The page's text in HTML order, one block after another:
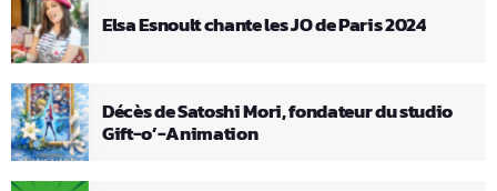
Elsa Esnoult chante les JO de Paris 2024
Décès de Satoshi Mori, fondateur du studio
Gift-o’-Animation